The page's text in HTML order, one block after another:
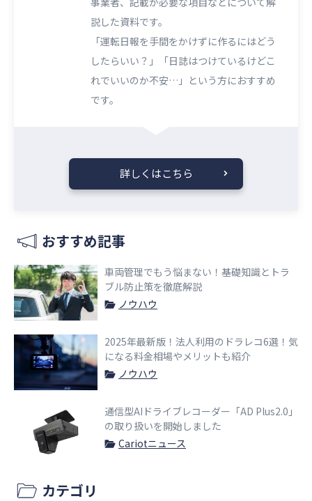
説した資料です。
「運転日報を手間をかけずに作るにはどう
したらいい？」「日誌はつけているけどこ
れでいいのか不安…」という方におすすめ
です。
詳しくはこちら
おすすめ記事
車両管理でもう悩まない！基礎知識とトラ
ブル防止策を徹底解説
ノウハウ
2025年最新版！法人利用のドラレコ6選！気
になる料金相場やメリットも紹介
ノウハウ
通信型AIドライブレコーダー「AD Plus2.0」
の取り扱いを開始しました
Cariotニュース
カテゴリ